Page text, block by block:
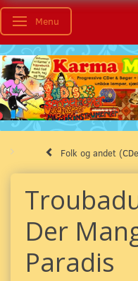
Skifte navigation
Menu
Folk og andet
Der
Paradis